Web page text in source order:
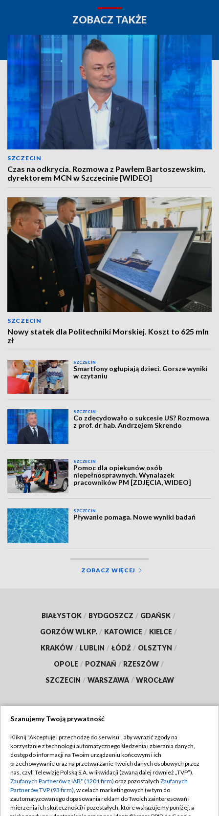
ZOBACZ TAKŻE
SZCZECIN
Czas na odkrycia. Rozmowa z Pawłem Bartoszewskim,
dyrektorem MCN w Szczecinie [WIDEO]
SZCZECIN
Nowy statek dla Politechniki Morskiej. Koszt to 625 mln
zł
SZCZECIN
Smartfony ogłupiają dzieci. Gorsze wyniki
w czytaniu
SZCZECIN
Co zdecydowało o sukcesie US? Rozmowa
z prof. dr hab. Andrzejem Skrendo
SZCZECIN
Pomoc dla opiekunów osób
niepełnosprawnych. Wynalazek
pracowników PM [ZDJĘCIA, WIDEO]
SZCZECIN
Pływanie pomaga. Nowe wyniki badań
ZOBACZ WIĘCEJ
BIAŁYSTOK / BYDGOSZCZ / GDAŃSK /
GORZÓW WLKP. / KATOWICE / KIELCE /
KRAKÓW / LUBLIN / ŁÓDŹ / OLSZTYN /
OPOLE / POZNAŃ / RZESZÓW /
SZCZECIN / WARSZAWA / WROCŁAW
TVP
Abonament TVP
Emisja w TVP
Centrum informacji TVP
Naziemna Telewizja Cyfrowa
Regulamin TVP
Polityka prywatności
Moje zgody
Pomoc
Szanujemy Twoją prywatność
Kliknij "Akceptuję i przechodzę do serwisu", aby wyrazić zgody na
korzystanie z technologii automatycznego śledzenia i zbierania danych,
dostęp do informacji na Twoim urządzeniu końcowym i ich
przechowywanie oraz na przetwarzanie Twoich danych osobowych przez
nas, czyli Telewizję Polską S.A. w likwidacji (zwaną dalej również „TVP”),
Zaufanych Partnerów z IAB* (1201 firm) oraz pozostałych Zaufanych
Partnerów TVP (93 firm), w celach marketingowych (w tym do
zautomatyzowanego dopasowania reklam do Twoich zainteresowań i
mierzenia ich skuteczności) i pozostałych, które wskazujemy poniżej, a